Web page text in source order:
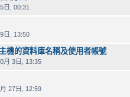
日, 00:31
日, 13:50
機的資料庫名稱及使用者帳號
月 3日, 13:35
27日, 12:59